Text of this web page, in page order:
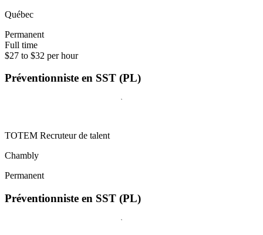
Québec
Permanent
Full time
$27 to $32 per hour
Préventionniste en SST (PL)
TOTEM Recruteur de talent
Chambly
Permanent
Préventionniste en SST (PL)